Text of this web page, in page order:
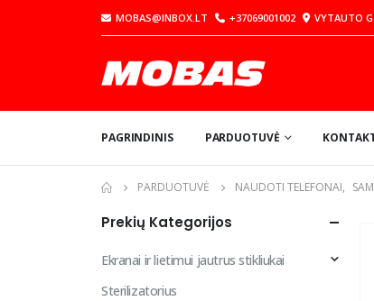
MOBAS@INBOX.LT +37069001002 VYTAUTO
PAGRINDINIS PARDUOTUVĖ
PARDUOTUVĖ NAUDOTI TELEFONAI,
Prekių Kategorijos
Ekranai ir lietimui jautrus stikliukai
Sterilizatorius